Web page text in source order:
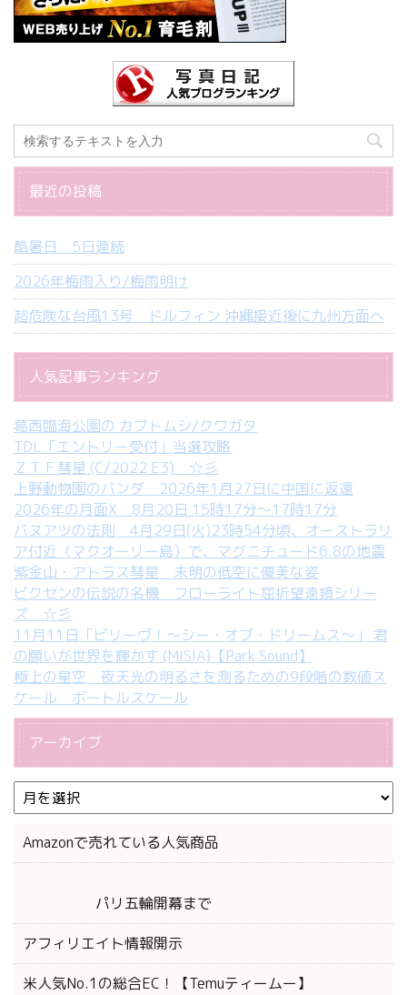
最近の投稿
酷暑日 5日連続
2026年梅雨入り/梅雨明け
超危険な台風13号 ドルフィン 沖縄接近後に九州方面へ
人気記事ランキング
葛西臨海公園の カブトムシ/クワガタ
TDL「エントリー受付」当選攻略
ＺＴＦ彗星 (C/2022 E3) ☆彡
上野動物園のパンダ 2026年1月27日に中国に返還
2026年の月面X 8月20日 15時17分～17時17分
バヌアツの法則 4月29日(火)23時54分頃、オーストラリ
ア付近（マクオーリー島）で、マグニチュード6.8の地震
紫金山・アトラス彗星 未明の低空に優美な姿
ビクセンの伝説の名機 フローライト屈折望遠鏡シリー
ズ ☆彡
11月11日「ビリーヴ！～シー・オブ・ドリームス～」 君
の願いが世界を輝かす (MISIA)【Park Sound】
極上の星空 夜天光の明るさを測るための9段階の数値ス
ケール ボートルスケール
アーカイブ
Amazonで売れている人気商品
パリ五輪開幕まで
アフィリエイト情報開示
米人気No.1の総合EC！【Temuティームー】